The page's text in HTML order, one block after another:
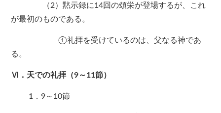
（2）黙示録に14回の頌栄が登場するが、これ
が最初のものである。
①礼拝を受けているのは、父なる神であ
る。
Ⅵ．天での礼拝（9～11節）
1．9～10節